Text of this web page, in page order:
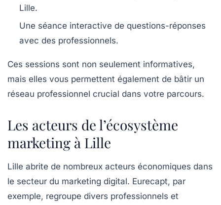
Lille.
Une séance interactive de questions-réponses
avec des professionnels.
Ces sessions sont non seulement informatives,
mais elles vous permettent également de bâtir un
réseau professionnel crucial dans votre parcours.
Les acteurs de l’écosystème
marketing à Lille
Lille abrite de nombreux acteurs économiques dans
le secteur du marketing digital. Eurecapt, par
exemple, regroupe divers professionnels et